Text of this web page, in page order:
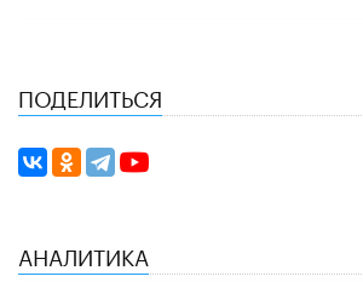
ПОДЕЛИТЬСЯ
АНАЛИТИКА